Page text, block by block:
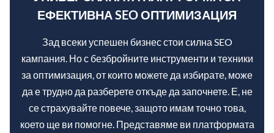
ЕФЕКТИВНА SEO ОПТИМИЗАЦИЯ
Зад всеки успешен бизнес стои силна SEO
кампания. Но с безбройните инструменти и техники
за оптимизация, от които можете да избирате, може
да е трудно да разберете откъде да започнете. Е, не
се страхувайте повече, защото имам точно това,
което ще ви помогне. Представяме ви платформата